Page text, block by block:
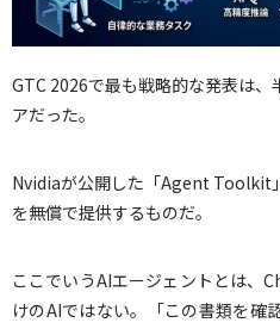
GTC 2026で最も戦略的な発表は
アだった。
Nvidiaが公開した「Agent Toolkit
を無償で提供するものだ。
ここでいうAIエージェントとは、
けのAIではない。「この書類を確